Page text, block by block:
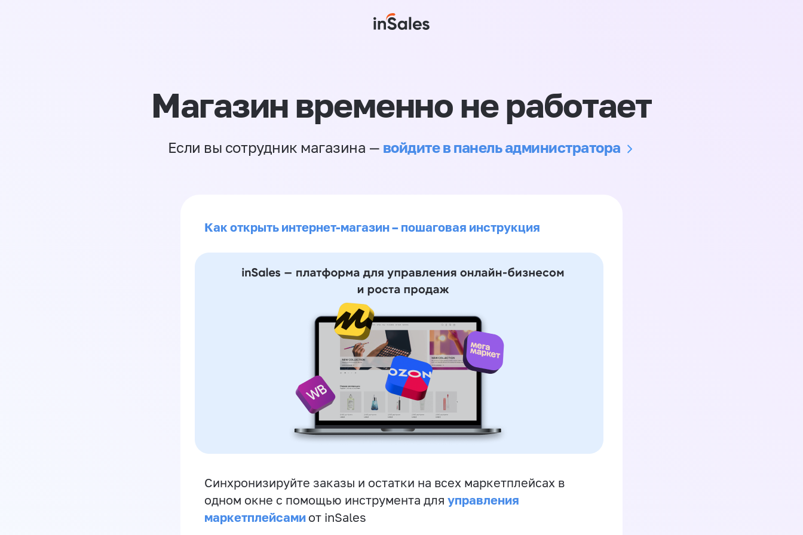
Магазин временно не работает
Если вы сотрудник магазина — войдите в панель администратора
Как открыть интернет-магазин – пошаговая инструкция
Синхронизируйте заказы и остатки на всех маркетплейсах в
одном окне с помощью инструмента для управления
маркетплейсами от inSales